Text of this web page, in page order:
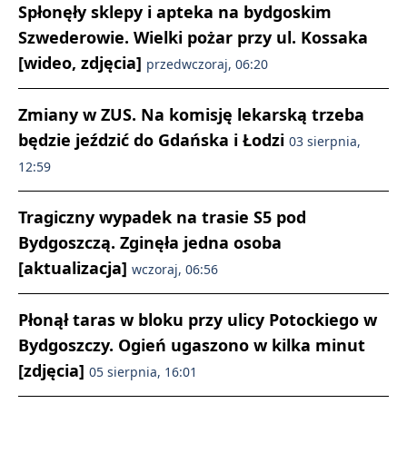
Spłonęły sklepy i apteka na bydgoskim
Szwederowie. Wielki pożar przy ul. Kossaka
[wideo, zdjęcia] przedwczoraj, 06:20
Zmiany w ZUS. Na komisję lekarską trzeba
będzie jeździć do Gdańska i Łodzi 03 sierpnia,
12:59
Tragiczny wypadek na trasie S5 pod
Bydgoszczą. Zginęła jedna osoba
[aktualizacja] wczoraj, 06:56
Płonął taras w bloku przy ulicy Potockiego w
Bydgoszczy. Ogień ugaszono w kilka minut
[zdjęcia] 05 sierpnia, 16:01